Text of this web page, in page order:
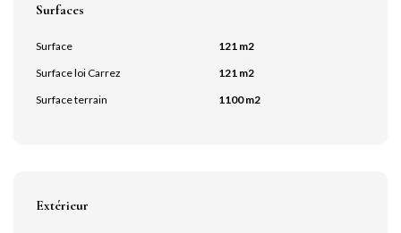
Surfaces
Surface
121 m2
Surface loi Carrez
121 m2
Surface terrain
1100 m2
Extérieur